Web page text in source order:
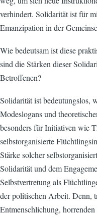
verhindert. Solidarität ist für
Emanzipation in der
Wie bedeutsam ist diese
sind die Stärken dieser
Betroffenen?
Solidarität ist bedeutungslos,
Modeslogans und
besonders für Initiativen wie
selbstorganisierte
Stärke solcher
Solidarität und dem
Selbstvertretung als
der politischen Arbeit. Denn,
Entmenschlichung,